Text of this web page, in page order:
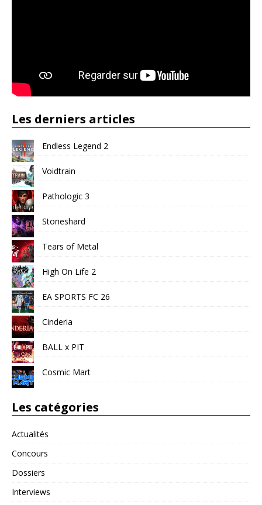
Les derniers articles
Endless Legend 2
Voidtrain
Pathologic 3
Stoneshard
Tears of Metal
High On Life 2
EA SPORTS FC 26
Cinderia
BALL x PIT
Cosmic Mart
Les catégories
Actualités
Concours
Dossiers
Interviews